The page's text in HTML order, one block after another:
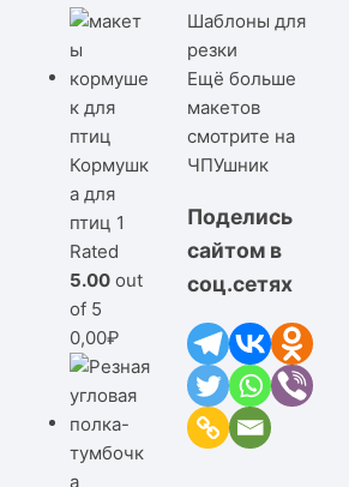
Кормушк
а для
птиц 1
Rated
5.00 out
of 5
0,00₽
Шаблоны для
резки
Ещё больше
макетов
смотрите на
ЧПУшник
Поделись
сайтом в
соц.сетях